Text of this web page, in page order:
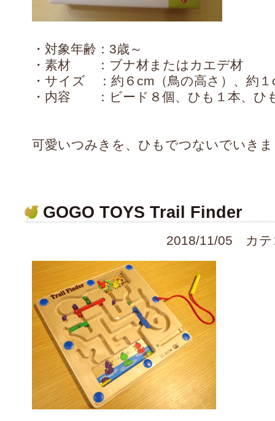
・対象年齢：3歳～
・素材 ：ブナ材またはカエデ材
・サイズ ：約６cm（鳥の高さ）、約
・内容 ：ビード８個、ひも１本、ひ
可愛いつみきを、ひもでつないでいき
GOGO TOYS Trail Finder
2018/11/05 カテ